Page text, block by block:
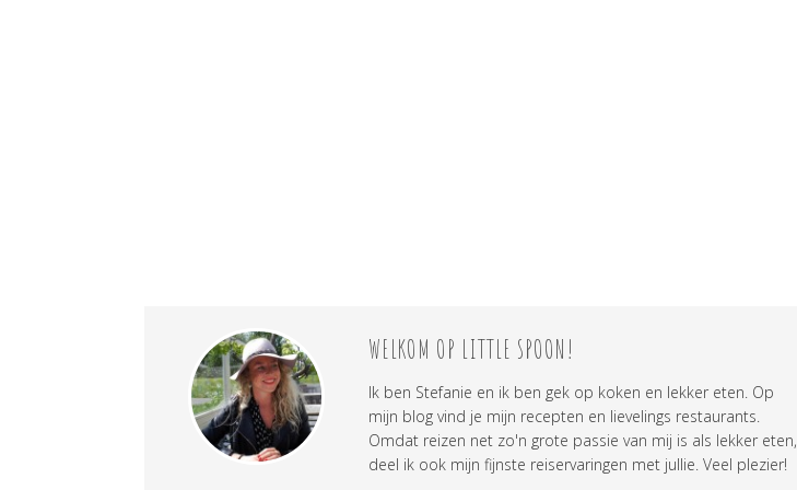
WELKOM OP LITTLE SPOON!
Ik ben Stefanie en ik ben gek op koken en lekker eten. Op
mijn blog vind je mijn recepten en lievelings restaurants.
Omdat reizen net zo'n grote passie van mij is als lekker eten,
deel ik ook mijn fijnste reiservaringen met jullie. Veel plezier!